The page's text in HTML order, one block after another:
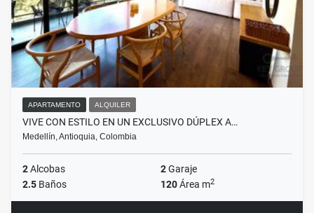
APARTAMENTO ALQUILER
VIVE CON ESTILO EN UN EXCLUSIVO DÚPLEX A…
Medellín, Antioquia, Colombia
2Alcobas 2Garaje
2.5 Baños 120Área m2